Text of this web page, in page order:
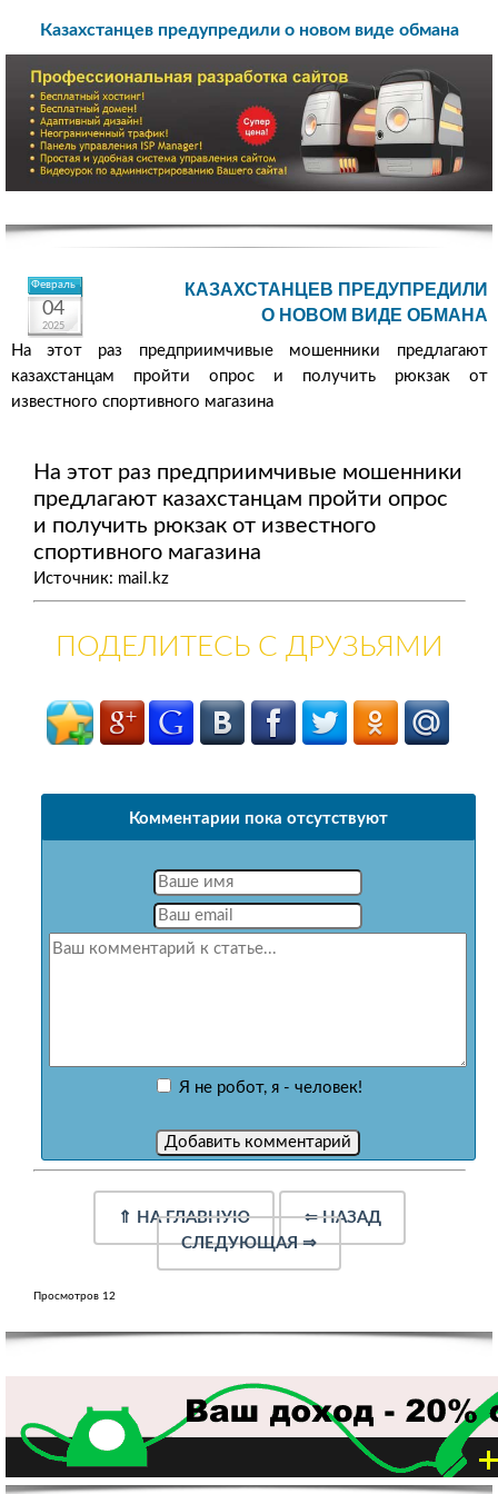
Казахстанцев предупредили о новом виде обмана
Февраль
04
2025
КАЗАХСТАНЦЕВ ПРЕДУПРЕДИЛИ
О НОВОМ ВИДЕ ОБМАНА
На этот раз предприимчивые мошенники предлагают
казахстанцам пройти опрос и получить рюкзак от
известного спортивного магазина
На этот раз предприимчивые мошенники
предлагают казахстанцам пройти опрос
и получить рюкзак от известного
спортивного магазина
Источник: mail.kz
ПОДЕЛИТЕСЬ С ДРУЗЬЯМИ
Комментарии пока отсутствуют
Я не робот, я - человек!
⇑ НА ГЛАВНУЮ ⇐НАЗАД
СЛЕДУЮЩАЯ⇒
Просмотров 12